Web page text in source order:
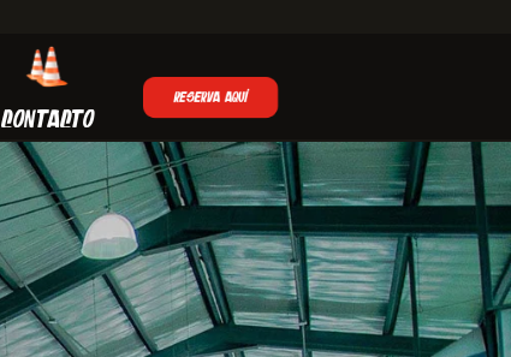
CONTACTO
RESERVA AQUÍ